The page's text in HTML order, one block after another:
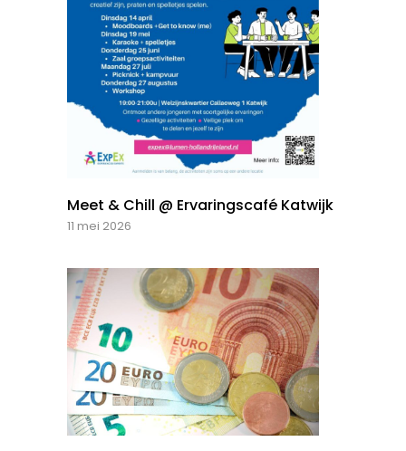
Meet & Chill @ Ervaringscafé Katwijk
11 mei 2026